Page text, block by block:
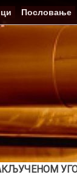
Пословање